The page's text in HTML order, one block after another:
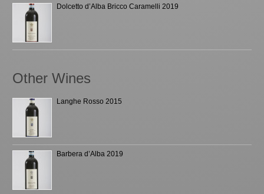
Dolcetto d’Alba Bricco Caramelli 2019
Other Wines
Langhe Rosso 2015
Barbera d’Alba 2019